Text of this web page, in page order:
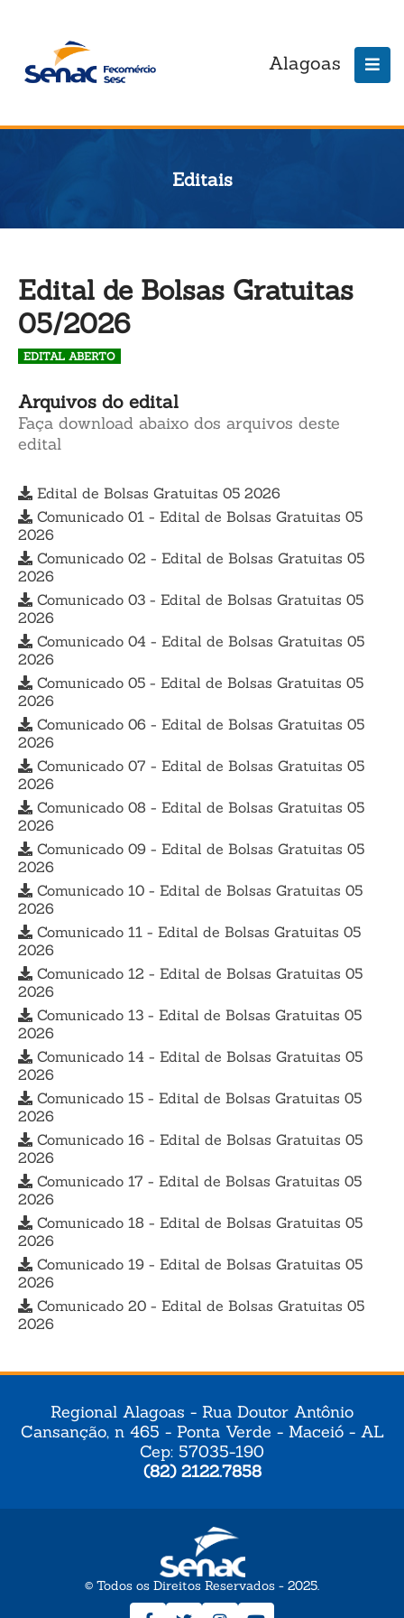
Alagoas
Editais
Edital de Bolsas Gratuitas
05/2026
EDITAL ABERTO
Arquivos do edital
Faça download abaixo dos arquivos deste
edital
Edital de Bolsas Gratuitas 05 2026
Comunicado 01 - Edital de Bolsas Gratuitas 05
2026
Comunicado 02 - Edital de Bolsas Gratuitas 05
2026
Comunicado 03 - Edital de Bolsas Gratuitas 05
2026
Comunicado 04 - Edital de Bolsas Gratuitas 05
2026
Comunicado 05 - Edital de Bolsas Gratuitas 05
2026
Comunicado 06 - Edital de Bolsas Gratuitas 05
2026
Comunicado 07 - Edital de Bolsas Gratuitas 05
2026
Comunicado 08 - Edital de Bolsas Gratuitas 05
2026
Comunicado 09 - Edital de Bolsas Gratuitas 05
2026
Comunicado 10 - Edital de Bolsas Gratuitas 05
2026
Comunicado 11 - Edital de Bolsas Gratuitas 05
2026
Comunicado 12 - Edital de Bolsas Gratuitas 05
2026
Comunicado 13 - Edital de Bolsas Gratuitas 05
2026
Comunicado 14 - Edital de Bolsas Gratuitas 05
2026
Comunicado 15 - Edital de Bolsas Gratuitas 05
2026
Comunicado 16 - Edital de Bolsas Gratuitas 05
2026
Comunicado 17 - Edital de Bolsas Gratuitas 05
2026
Comunicado 18 - Edital de Bolsas Gratuitas 05
2026
Comunicado 19 - Edital de Bolsas Gratuitas 05
2026
Comunicado 20 - Edital de Bolsas Gratuitas 05
2026
Regional Alagoas - Rua Doutor Antônio
Cansanção, n 465 - Ponta Verde - Maceió - AL
Cep: 57035-190
(82) 2122.7858
© Todos os Direitos Reservados - 2025.